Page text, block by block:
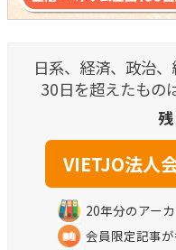
日系、経済、政治
30日を超えたもの
20年分のアー
会員限定記事